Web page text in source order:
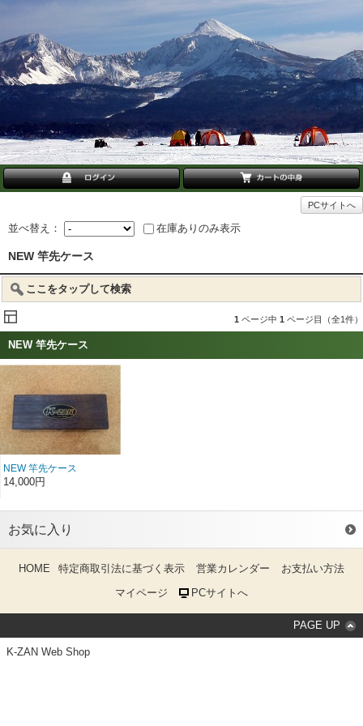
PCサイトへ
並べ替え： 在庫ありのみ表示
NEW 竿先ケース
ここをタップして検索
1 ページ中 1 ページ目（全1件）
NEW 竿先ケース
NEW 竿先ケース
14,000円
お気に入り
HOME 特定商取引法に基づく表示 営業カレンダー
お支払い方法
マイページ
PCサイトへ
PAGE UP
K-ZAN Web Shop